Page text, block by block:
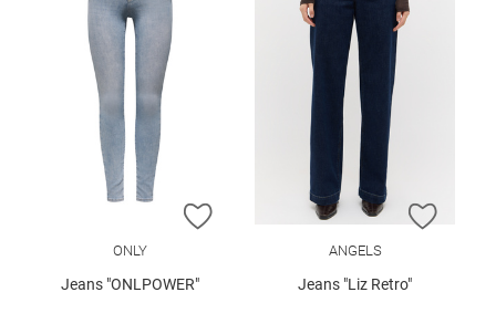
ZUR WUNSCHLISTE HINZUFÜGEN
ONLY
Jeans "ONLPOWER"
ZUR
ANGELS
Jeans "Liz Retro"